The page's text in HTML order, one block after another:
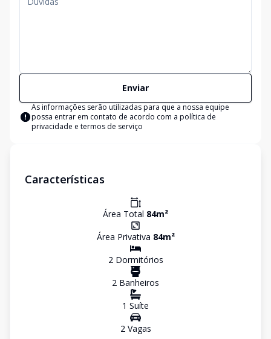
Enviar
As informações serão utilizadas para que a nossa equipe
possa entrar em contato de acordo com a política de
privacidade e termos de serviço
Características
Área Total 84m²
Área Privativa 84m²
2Dormitórios
2 Banheiros
1 Suíte
2Vagas